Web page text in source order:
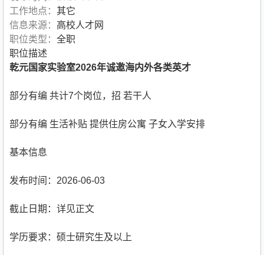
工作地点： 其它
信息来源： 高校人才网
职位类型： 全职
职位描述
乾元国家实验室2026年诚邀海内外各类英才
部分有编 共计7个岗位，招 若干人
部分有编 生活补贴 提供住房公寓 子女入学安排
基本信息
发布时间：2026-06-03
截止日期：详见正文
学历要求：硕士研究生及以上